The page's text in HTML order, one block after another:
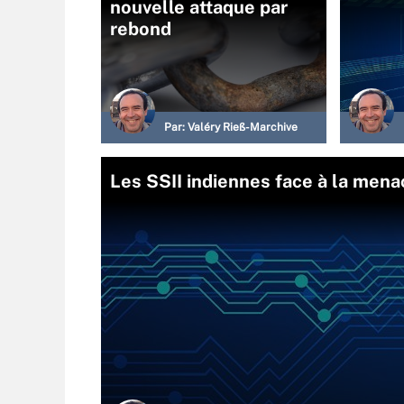
nouvelle attaque par
rebond
Par: Valéry Rieß-Marchive
Les SSII indiennes face à la